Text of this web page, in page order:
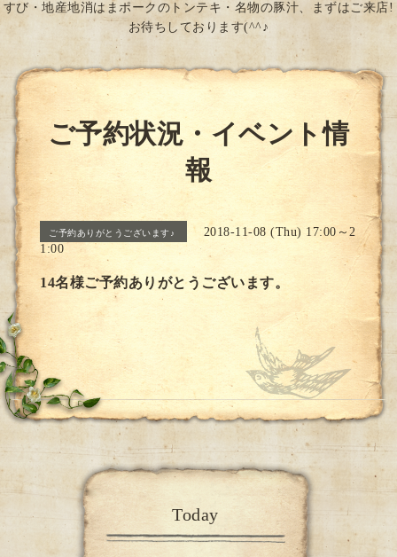
すび・地産地消はまポークのトンテキ・名物の豚汁、まずはご来店!
お待ちしております(^^♪
ご予約状況・イベント情
報
ご予約ありがとうございます♪
2018-11-08 (Thu) 17:00～2
1:00
14名様ご予約ありがとうございます。
Today